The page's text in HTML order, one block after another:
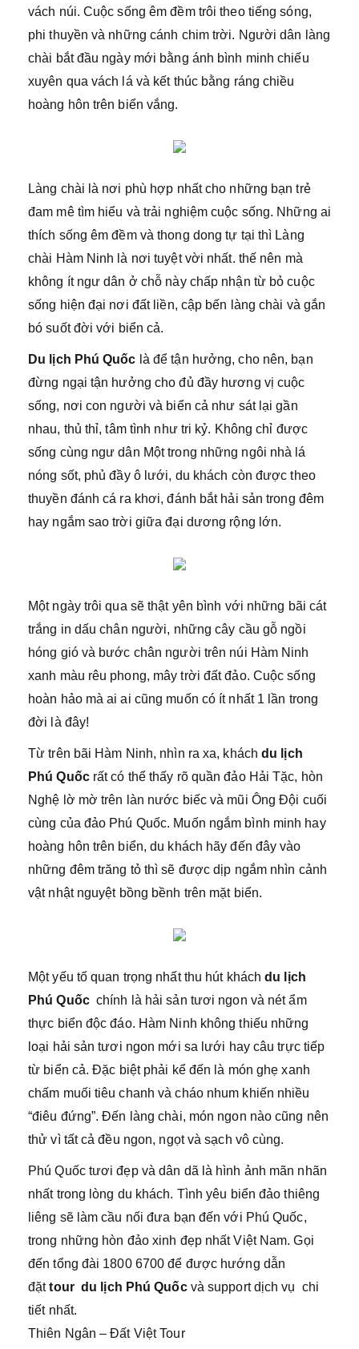
vách núi. Cuộc sống êm đềm trôi theo tiếng sóng,
phi thuyền và những cánh chim trời. Người dân làng
chài bắt đầu ngày mới bằng ánh bình minh chiếu
xuyên qua vách lá và kết thúc bằng ráng chiều
hoàng hôn trên biển vắng.
Làng chài là nơi phù hợp nhất cho những bạn trẻ
đam mê tìm hiểu và trải nghiệm cuộc sống. Những ai
thích sống êm đềm và thong dong tự tại thì Làng
chài Hàm Ninh là nơi tuyệt vời nhất. thế nên mà
không ít ngư dân ở chỗ này chấp nhận từ bỏ cuộc
sống hiện đại nơi đất liền, cập bến làng chài và gắn
bó suốt đời với biển cả.
Du lịch Phú Quốc là để tận hưởng, cho nên, bạn
đừng ngại tận hưởng cho đủ đầy hương vị cuộc
sống, nơi con người và biển cả như sát lại gần
nhau, thủ thỉ, tâm tình như tri kỷ. Không chỉ được
sống cùng ngư dân Một trong những ngôi nhà lá
nóng sốt, phủ đầy ô lưới, du khách còn được theo
thuyền đánh cá ra khơi, đánh bắt hải sản trong đêm
hay ngắm sao trời giữa đại dương rộng lớn.
Một ngày trôi qua sẽ thật yên bình với những bãi cát
trắng in dấu chân người, những cây cầu gỗ ngồi
hóng gió và bước chân người trên núi Hàm Ninh
xanh màu rêu phong, mây trời đất đảo. Cuộc sống
hoàn hảo mà ai ai cũng muốn có ít nhất 1 lần trong
đời là đây!
Từ trên bãi Hàm Ninh, nhìn ra xa, khách du lịch
Phú Quốcrất có thể thấy rõ quần đảo Hải Tặc, hòn
Nghệ lờ mờ trên làn nước biếc và mũi Ông Ðội cuối
cùng của đảo Phú Quốc. Muốn ngắm bình minh hay
hoàng hôn trên biển, du khách hãy đến đây vào
những đêm trăng tỏ thì sẽ được dịp ngắm nhìn cảnh
vật nhật nguyệt bồng bềnh trên mặt biển.
Một yếu tố quan trọng nhất thu hút kháchdu lịch
Phú Quốcchính là hải sản tươi ngon và nét ẩm
thực biển độc đáo. Hàm Ninh không thiếu những
loại hải sản tươi ngon mới sa lưới hay câu trực tiếp
từ biển cả. Đặc biệt phải kể đến là món ghẹ xanh
chấm muối tiêu chanh và cháo nhum khiến nhiều
“điêu đứng”. Đến làng chài, món ngon nào cũng nên
thử vì tất cả đều ngon, ngọt và sạch vô cùng.
Phú Quốc tươi đẹp và dân dã là hình ảnh mãn nhãn
nhất trong lòng du khách. Tình yêu biển đảo thiêng
liêng sẽ làm cầu nối đưa bạn đến với Phú Quốc,
trong những hòn đảo xinh đẹp nhất Việt Nam. Gọi
đến tổng đài 1800 6700 để được hướng dẫn
đặttour du lịch Phú Quốcvà support dịch vụ chi
tiết nhất.
Thiên Ngân – Đất Việt Tour